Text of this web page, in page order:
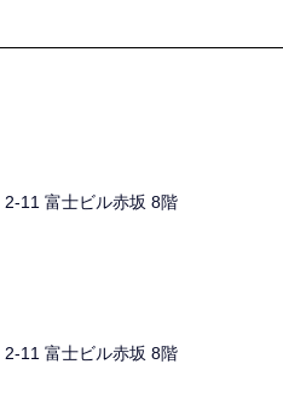
2-11 富士ビル赤坂 8階
2-11 富士ビル赤坂 8階